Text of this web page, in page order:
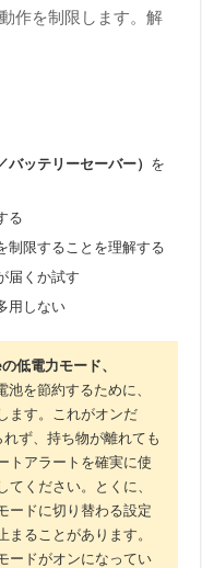
作を制限します。解
ッテリーセーバー） を
る
制限することを理解する
届くか試す
用しない
低電力モード、
池を節約するために、
ます。これがオンだ
ず、持ち物が離れても
トアラートを確実に使
ください。とくに、
ードに切り替わる設定
ることがあります。
ードがオンになってい